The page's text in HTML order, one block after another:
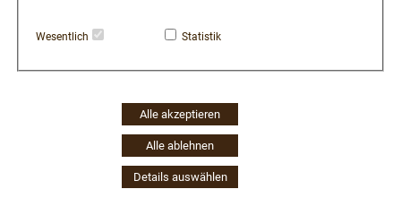
Wesentlich Statistik
Alle akzeptieren
Alle ablehnen
Details auswählen
Zahlung und Versand
Widerruf Cookie-Einwilligung